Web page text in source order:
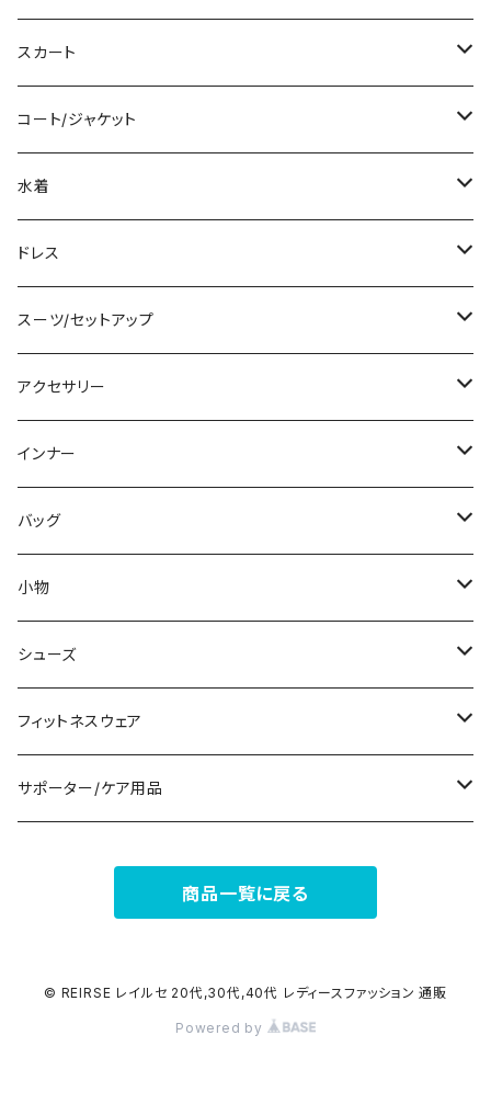
ロング/マキシ
袖付き
ノースリーブ
その他
チュニック
タンクトップ/キャミソール
シャツ/ブラウス
ベアトップ/チューブトップ
カーディガン/ボレロ
ニット/セーター
パーカー
スウェット/トレーナー
その他
ショート丈
クロップド丈
ロング丈
デニム
レギンス
その他
オールインワン
スカート
ミニ/ショート
ミディアム/ミモレ
ロング
その他
コート/ジャケット
コート
ジャケット
その他
水着
タンキニ
バンドゥビキニ
ワンピース
ラッシュガード
その他
ドレス
ミニ/ショート
ミディアム/ミモレ
ロング/マキシ
袖付き
ノースリーブ
パンツドレス
ナイトドレス
その他
スーツ/セットアップ
パンツスーツ
スカートスーツ
その他
アクセサリー
ネックレス
ブレスレット
ピアス
コサージュ
リング
その他
インナー
ブラ/ブラトップ/ベアトップ
ショーツ
タンクトップ/キャミソール
半袖/5分
7分/長袖
ペチコート/ペチパンツ
その他
バッグ
サブバッグ
クラッチバッグ
トートバッグ
ショルダーバッグ
カジュアルバッグ
バックパック
小物
マフラー/スカーフ/ストール
財布
アクセサリーケース
シューズ
スニーカー
ブーツ
その他
フィットネスウェア
セット販売
タイツ
サポーター/ケア用品
商品一覧に戻る
© REIRSE レイルセ 20代,30代,40代 レディースファッション 通販
Powered by